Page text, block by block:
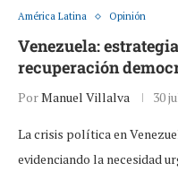
América Latina Opinión
Venezuela:
recuperación
PorManuel Villalva 30
La crisis política en
evidenciando la necesidad